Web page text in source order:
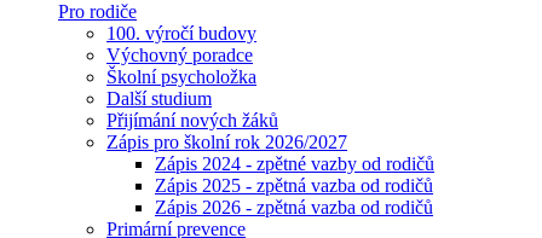
Pro rodiče
100. výročí budovy
Výchovný poradce
Školní psycholožka
Další studium
Přijímání nových žáků
Zápis pro školní rok 2026/2027
Zápis 2024 - zpětné vazby od rodičů
Zápis 2025 - zpětná vazba od rodičů
Zápis 2026 - zpětná vazba od rodičů
Primární prevence